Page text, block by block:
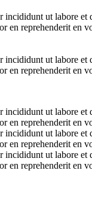
ut labore
reprehenderit en
ut labore
reprehenderit en
ut labore
reprehenderit en
ut labore
reprehenderit en
ut labore
reprehenderit en